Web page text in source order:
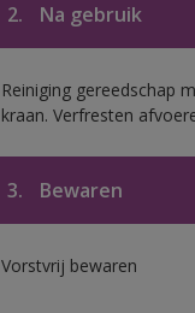
2. Na gebruik
Reiniging gereedschap
kraan. Verfresten
3. Bewaren
Vorstvrij bewaren